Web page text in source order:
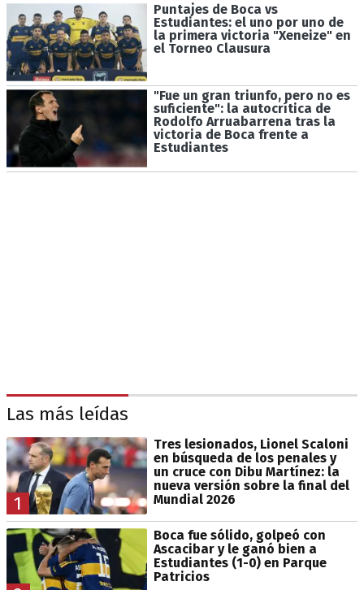
Puntajes de Boca vs
Estudiantes: el uno por uno de
la primera victoria "Xeneize" en
el Torneo Clausura
"Fue un gran triunfo, pero no es
suficiente": la autocrítica de
Rodolfo Arruabarrena tras la
victoria de Boca frente a
Estudiantes
Las más leídas
1
Tres lesionados, Lionel Scaloni
en búsqueda de los penales y
un cruce con Dibu Martínez: la
nueva versión sobre la final del
Mundial 2026
Boca fue sólido, golpeó con
Ascacibar y le ganó bien a
Estudiantes (1-0) en Parque
Patricios